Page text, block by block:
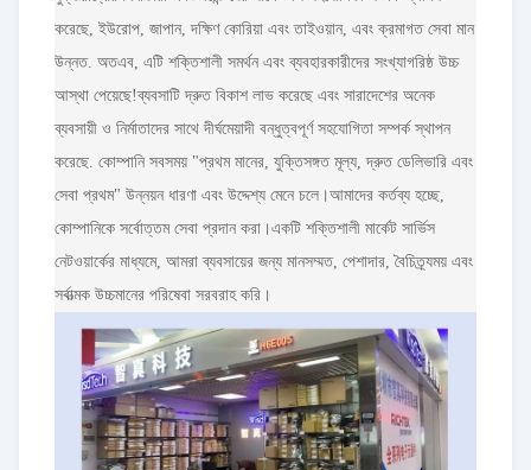
করেছে, ইউরোপ, জাপান, দক্ষিণ কোরিয়া এবং তাইওয়ান, এবং ক্রমাগত সেবা মান
উন্নত. অতএব, এটি শক্তিশালী সমর্থন এবং ব্যবহারকারীদের সংখ্যাগরিষ্ঠ উচ্চ
আস্থা পেয়েছে!ব্যবসাটি দ্রুত বিকাশ লাভ করেছে এবং সারাদেশের অনেক
ব্যবসায়ী ও নির্মাতাদের সাথে দীর্ঘমেয়াদী বন্ধুত্বপূর্ণ সহযোগিতা সম্পর্ক স্থাপন
করেছে. কোম্পানি সবসময় "প্রথম মানের, যুক্তিসঙ্গত মূল্য, দ্রুত ডেলিভারি এবং
সেবা প্রথম" উন্নয়ন ধারণা এবং উদ্দেশ্য মেনে চলে।আমাদের কর্তব্য হচ্ছে,
কোম্পানিকে সর্বোত্তম সেবা প্রদান করা।একটি শক্তিশালী মার্কেট সার্ভিস
নেটওয়ার্কের মাধ্যমে, আমরা ব্যবসায়ের জন্য মানসম্মত, পেশাদার, বৈচিত্র্যময় এবং
সর্বাত্মক উচ্চমানের পরিষেবা সরবরাহ করি।